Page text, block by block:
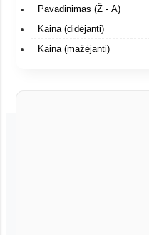
Pavadinimas (Ž - A)
Kaina (didėjanti)
Kaina (mažėjanti)